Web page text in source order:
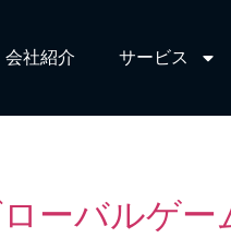
会社紹介 サービス​
ーバルゲー